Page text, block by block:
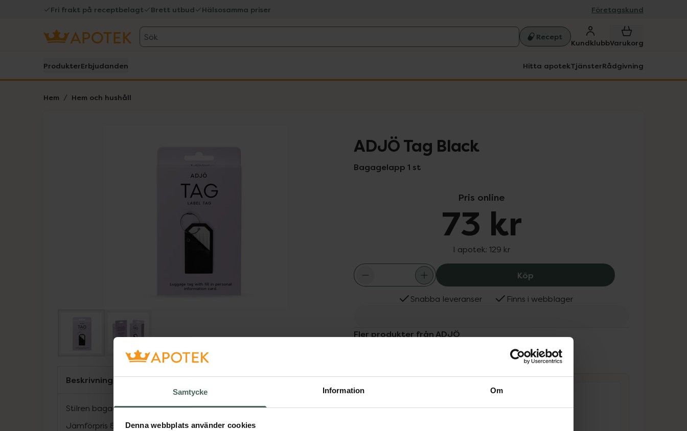
Samtycke Information Om
Denna webbplats använder cookies
Fri frakt på receptbelagt Brett utbud Hälsosamma priser Företagskund
Sök Recept
KundklubbVarukorg
ProdukterErbjudanden Hitta apotekTjänsterRådgivning
Hem Hem och hushåll
ADJÖ Tag Black
Bagagelapp 1 st
Pris online
73 kr
I apotek: 129 kr
Köp ADJÖ Tag Black, 73 kr.
Snabba leveranser Finns i webblager
Fler produkter från ADJÖ
Beskrivning Dölj
Stilren bagagelapp med transparent fönster för personuppgifter.
Jämförpris 89 kr/st